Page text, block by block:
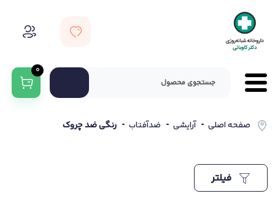
0
صفحه اصلی آرایشی ضدآفتاب رنگی ضد چروک